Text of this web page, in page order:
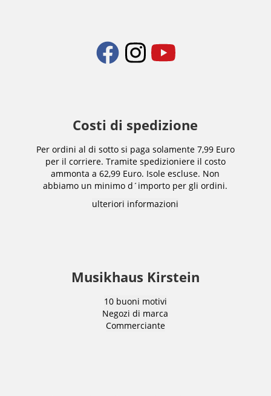
Costi di spedizione
Per ordini al di sotto si paga solamente 7,99 Euro
per il corriere. Tramite spedizioniere il costo
ammonta a 62,99 Euro. Isole escluse. Non
abbiamo un minimo d´importo per gli ordini.
ulteriori informazioni
Musikhaus Kirstein
10 buoni motivi
Negozi di marca
Commerciante